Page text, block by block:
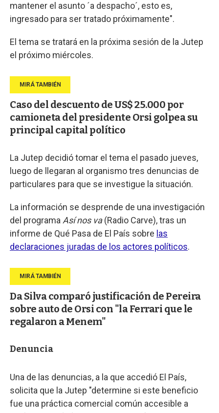
mantener el asunto ´a despacho´, esto es,
ingresado para ser tratado próximamente".
El tema se tratará en la próxima sesión de la Jutep
el próximo miércoles.
Caso del descuento de US$ 25.000 por
camioneta del presidente Orsi golpea su
principal capital político
La Jutep decidió tomar el tema el pasado jueves,
luego de llegaran al organismo tres denuncias de
particulares para que se investigue la situación.
La información se desprende de una investigación
del programa Así nos va(Radio Carve), tras un
informe de Qué Pasa de El País sobre las
declaraciones juradas de los actores políticos.
Da Silva comparó justificación de Pereira
sobre auto de Orsi con "la Ferrari que le
regalaron a Menem"
Denuncia
Una de las denuncias, a la que accedió El País,
solicita que la Jutep "determine si este beneficio
fue una práctica comercial común accesible a